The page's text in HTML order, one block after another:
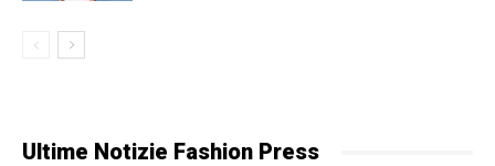
Ultime Notizie Fashion Press